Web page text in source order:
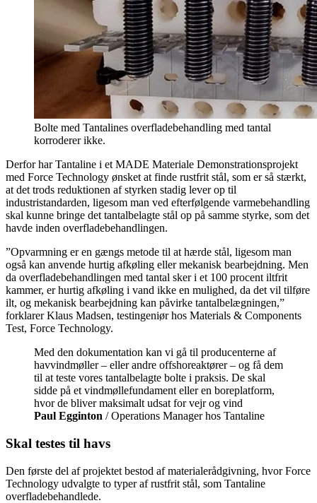
Bolte med Tantalines overfladebehandling med tantal
korroderer ikke.
Derfor har Tantaline i et MADE Materiale Demonstrationsprojekt
med Force Technology ønsket at finde rustfrit stål, som er så stærkt,
at det trods reduktionen af styrken stadig lever op til
industristandarden, ligesom man ved efterfølgende varmebehandling
skal kunne bringe det tantalbelagte stål op på samme styrke, som det
havde inden overfladebehandlingen.
”Opvarmning er en gængs metode til at hærde stål, ligesom man
også kan anvende hurtig afkøling eller mekanisk bearbejdning. Men
da overfladebehandlingen med tantal sker i et 100 procent iltfrit
kammer, er hurtig afkøling i vand ikke en mulighed, da det vil tilføre
ilt, og mekanisk bearbejdning kan påvirke tantalbelægningen,”
forklarer Klaus Madsen, testingeniør hos Materials & Components
Test, Force Technology.
Med den dokumentation kan vi gå til producenterne af
havvindmøller – eller andre offshoreaktører – og få dem
til at teste vores tantalbelagte bolte i praksis. De skal
sidde på et vindmøllefundament eller en boreplatform,
hvor de bliver maksimalt udsat for vejr og vind
Paul Egginton / Operations Manager hos Tantaline
Skal testes til havs
Den første del af projektet bestod af materialerådgivning, hvor Force
Technology udvalgte to typer af rustfrit stål, som Tantaline
overfladebehandlede.